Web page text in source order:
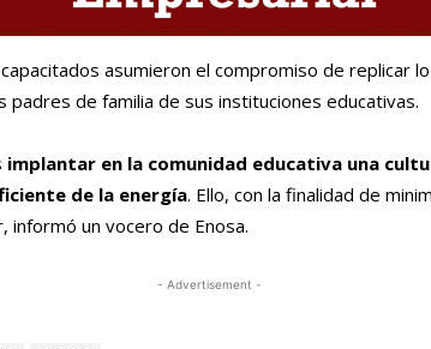
asumieron el compromiso de replicar
padres de familia de sus instituciones educativas.
implantar en la comunidad educativa una
de la energía. Ello, con la finalidad de
informó un vocero de Enosa.
- Advertisement -